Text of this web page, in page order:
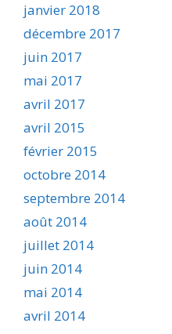
janvier 2018
décembre 2017
juin 2017
mai 2017
avril 2017
avril 2015
février 2015
octobre 2014
septembre 2014
août 2014
juillet 2014
juin 2014
mai 2014
avril 2014